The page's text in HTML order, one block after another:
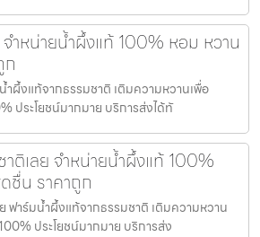
จำหน่ายน้ำผึ้งแท้ 100% หอม หวาน
ำผึ้งแท้จากธรรมชาติ เติมความหวานเพื่อ
ประโยชน์มากมาย บริการส่งได้ทั
ติเลย จำหน่ายน้ำผึ้งแท้ 100%
ชื่น ราคาถูก
ฟาร์มน้ำผึ้งแท้จากธรรมชาติ เติมความหวาน
ประโยชน์มากมาย บริการส่ง